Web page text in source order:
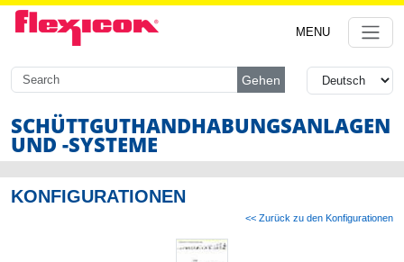
MENU
Gehen
SCHÜTTGUTHANDHABUNGSANLAGEN
UND -SYSTEME
KONFIGURATIONEN
<< Zurück zu den Konfigurationen